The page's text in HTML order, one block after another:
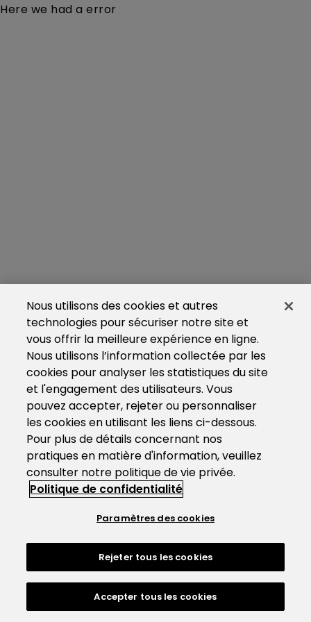
Here we had a error
Nous utilisons des cookies et autres
technologies pour sécuriser notre site et
vous offrir la meilleure expérience en ligne.
Nous utilisons l’information collectée par les
cookies pour analyser les statistiques du site
et l'engagement des utilisateurs. Vous
pouvez accepter, rejeter ou personnaliser
les cookies en utilisant les liens ci-dessous.
Pour plus de détails concernant nos
pratiques en matière d'information, veuillez
consulter notre politique de vie privée.
Politique de confidentialité
Paramètres des cookies
Rejeter tous les cookies
Accepter tous les cookies